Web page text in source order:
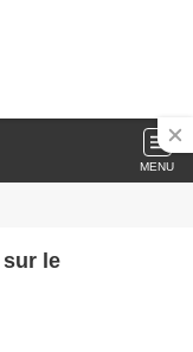
MENU
le